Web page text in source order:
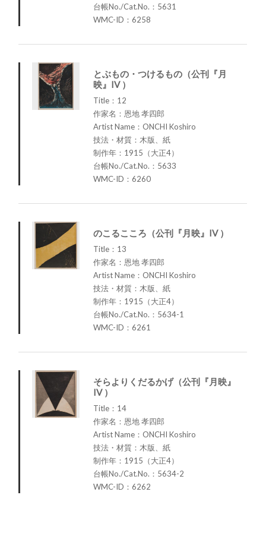
台帳No./Cat.No.：5631
WMC-ID：6258
とぶもの・つけるもの（公刊『月
映』IV ）
Title：12
作家名：恩地 孝四郎
Artist Name：ONCHI Koshiro
技法・材質：木版、紙
制作年：1915（大正4）
台帳No./Cat.No.：5633
WMC-ID：6260
のこるこころ（公刊『月映』IV ）
Title：13
作家名：恩地 孝四郎
Artist Name：ONCHI Koshiro
技法・材質：木版、紙
制作年：1915（大正4）
台帳No./Cat.No.：5634-1
WMC-ID：6261
そらよりくだるかげ（公刊『月映』
IV ）
Title：14
作家名：恩地 孝四郎
Artist Name：ONCHI Koshiro
技法・材質：木版、紙
制作年：1915（大正4）
台帳No./Cat.No.：5634-2
WMC-ID：6262